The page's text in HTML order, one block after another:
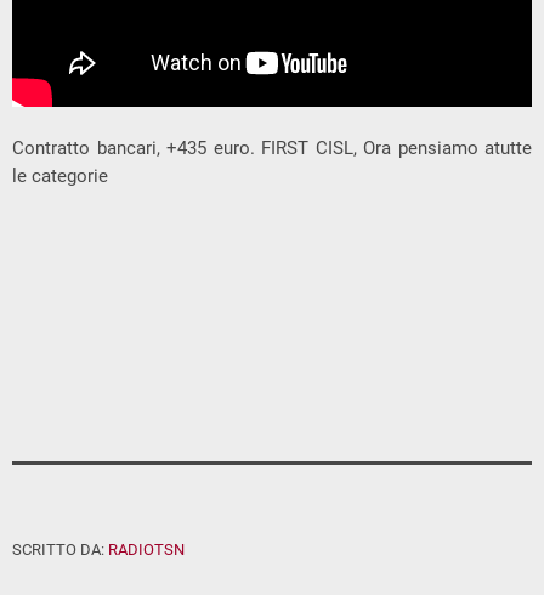
Contratto bancari, +435 euro. FIRST CISL, Ora pensiamo atutte
le categorie
SCRITTO DA: RADIOTSN